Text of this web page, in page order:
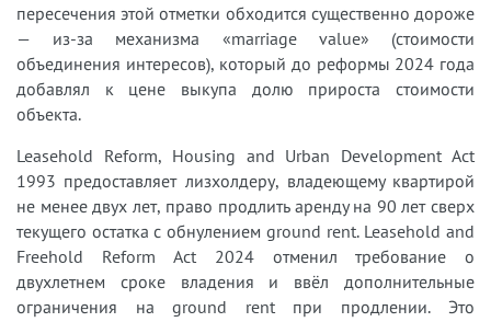
пересечения этой отметки обходится существенно дороже
— из-за механизма «marriage value» (стоимости
объединения интересов), который до реформы 2024 года
добавлял к цене выкупа долю прироста стоимости
объекта.
Leasehold Reform, Housing and Urban Development Act
1993 предоставляет лизхолдеру, владеющему квартирой
не менее двух лет, право продлить аренду на 90 лет сверх
текущего остатка с обнулением ground rent. Leasehold and
Freehold Reform Act 2024 отменил требование о
двухлетнем сроке владения и ввёл дополнительные
ограничения на ground rent при продлении. Это